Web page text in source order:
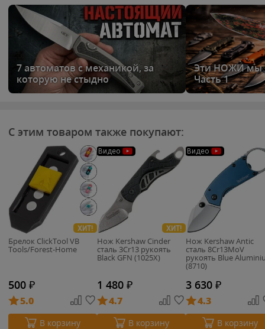
7 автоматов с механикой, за
которую не стыдно
Эти НОЖИ мы
Часть 1
С этим товаром также покупают:
ХИТ!
Брелок ClickTool VB
Tools/Forest-Home
500 ₽
5.0
В корзину
Видео
ХИТ!
Нож Kershaw Cinder
cталь 3Cr13 рукоять
Black GFN (1025X)
1 480 ₽
4.7
В корзину
Видео
Нож Kershaw Antic
сталь 8Cr13MoV
рукоять Blue
(8710)
3 630 ₽
4.3
В корзину